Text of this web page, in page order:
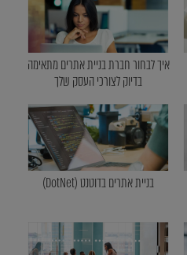
איך לבחור חברת בניית אתרים מתאימה
בדיוק לצורכי העסק שלך
בניית אתרים בדוטנט (DotNet)